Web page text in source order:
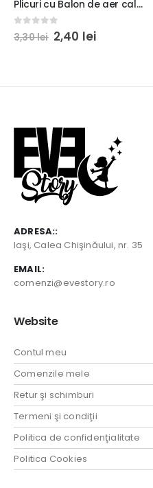
Plicuri cu Balon de aer cald şi norişori, 20x9cm, carton lucios 240g, fundal albastru, folosit si ca place card
out of 5
3,30lei Prețul
inițial
2,40 leiPrețul
ADRESA::
Iaşi, Calea Chişinăului, nr. 35
EMAIL:
comenzi@evestory.ro
Website
Contul meu
Comenzile mele
Retur şi schimburi
Termeni şi condiţii
Politica de confidenţialitate
Politica Cookies